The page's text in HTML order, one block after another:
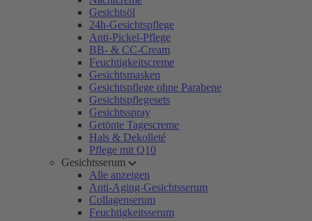
Gesichtsöl
24h-Gesichtspflege
Anti-Pickel-Pflege
BB- & CC-Cream
Feuchtigkeitscreme
Gesichtsmasken
Gesichtspflege ohne Parabene
Gesichtspflegesets
Gesichtsspray
Getönte Tagescreme
Hals & Dekolleté
Pflege mit Q10
Gesichtsserum
Alle anzeigen
Anti-Aging-Gesichtsserum
Collagenserum
Feuchtigkeitsserum